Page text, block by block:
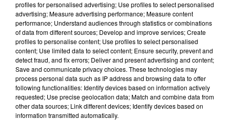
profiles for personalised advertising; Use profiles to select personalised
advertising; Measure advertising performance; Measure content
performance; Understand audiences through statistics or combinations
of data from different sources; Develop and improve services; Create
profiles to personalise content; Use profiles to select personalised
content; Use limited data to select content; Ensure security, prevent and
detect fraud, and fix errors; Deliver and present advertising and content;
Save and communicate privacy choices. These technologies may
process personal data such as IP address and browsing data to offer
following functionalities: Identify devices based on information actively
requested; Use precise geolocation data; Match and combine data from
other data sources; Link different devices; Identify devices based on
information transmitted automatically.